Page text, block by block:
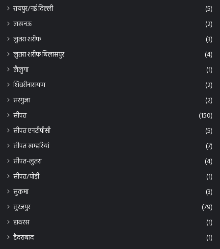
रायपुर/नई दिल्ली
(5)
लखनऊ
(2)
लुतरा शरीफ
(3)
लुतरा शरीफ बिलासपुर
(4)
लैलुगा
(1)
शिवरीनारायण
(2)
सरगुजा
(2)
सीपत
(150)
सीपत एनटीपीसी
(5)
सीपत खम्हरियां
(7)
सीपत-लुतरा
(4)
सीपत/पोड़ी
(1)
सुकमा
(3)
सुरजपुर
(79)
हाथरस
(1)
हैदराबाद
(1)